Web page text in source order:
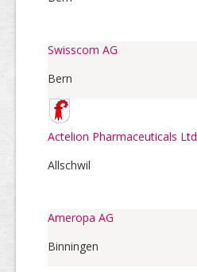
Swisscom AG
Bern
Actelion Pharmaceuticals Ltd
Allschwil
Ameropa AG
Binningen